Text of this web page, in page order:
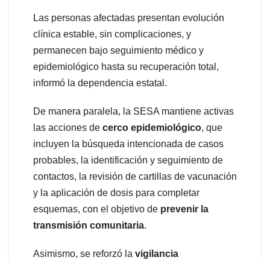
Las personas afectadas presentan evolución
clínica estable, sin complicaciones, y
permanecen bajo seguimiento médico y
epidemiológico hasta su recuperación total,
informó la dependencia estatal.
De manera paralela, la SESA mantiene activas
las acciones de cerco epidemiológico, que
incluyen la búsqueda intencionada de casos
probables, la identificación y seguimiento de
contactos, la revisión de cartillas de vacunación
y la aplicación de dosis para completar
esquemas, con el objetivo de prevenir la
transmisión comunitaria.
Asimismo, se reforzó la vigilancia